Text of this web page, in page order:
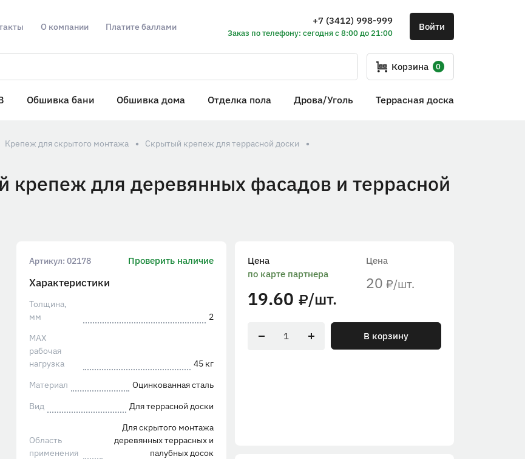
О компании Платите баллами
+7 (3412) 998-999
Заказ по телефону: сегодня с 8:00 до 21:00
Войти
Корзина 0
Обшивка бани Обшивка дома Отделка пола Дрова/Уголь Террасная доска
Крепеж для скрытого монтажа
Скрытый крепеж для террасной доски
крепеж для деревянных фасадов и террасной
Артикул: 02178 Проверить наличие
Характеристики
Толщина,
мм
2
MAX
рабочая
нагрузка
45 кг
Материал
Оцинкованная сталь
Вид
Для террасной доски
Область
применения
Для скрытого монтажа
деревянных террасных и
палубных досок
Цена
20 ₽/шт.
Цена
по карте партнера
19.60 ₽/шт.
В корзину